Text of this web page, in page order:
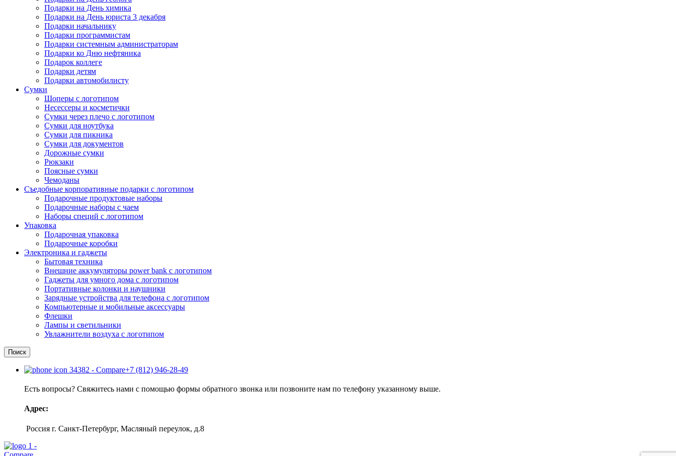
Подарки на День химика
Подарки на День юриста 3 декабря
Подарки начальнику
Подарки программистам
Подарки системным администраторам
Подарки ко Дню нефтяника
Подарок коллеге
Подарки детям
Подарки автомобилисту
Сумки
Шоперы с логотипом
Несессеры и косметички
Сумки через плечо с логотипом
Сумки для ноутбука
Сумки для пикника
Сумки для документов
Дорожные сумки
Рюкзаки
Поясные сумки
Чемоданы
Съедобные корпоративные подарки с логотипом
Подарочные продуктовые наборы
Подарочные наборы с чаем
Наборы специй с логотипом
Упаковка
Подарочная упаковка
Подарочные коробки
Электроника и гаджеты
Бытовая техника
Внешние аккумуляторы power bank с логотипом
Гаджеты для умного дома с логотипом
Портативные колонки и наушники
Зарядные устройства для телефона с логотипом
Компьютерные и мобильные аксессуары
Флешки
Лампы и светильники
Увлажнители воздуха с логотипом
Поиск
+7 (812) 946-28-49
Есть вопросы? Свяжитесь нами с помощью формы обратного звонка или позвоните нам по телефону указанному выше.
Адрес:
Россия г. Санкт-Петербург, Масляный переулок, д.8